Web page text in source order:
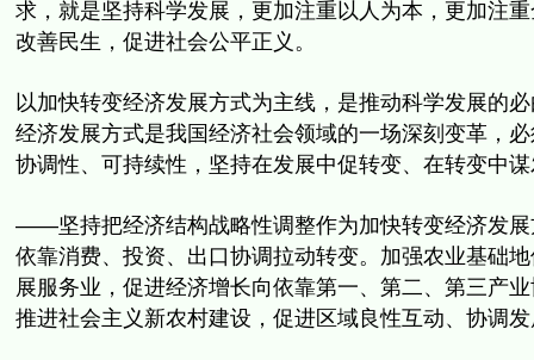
求，就是坚持科学发展， 更加注重以人为本，更加注
改善民生，促进社会公平正义。
以加快转变经济发展方式为主线，是推动科学发展的
经济发展方式是我国经济社会领域的一场深刻变革，
协调性、可持续性，坚持在发展中促转变、在转变中
——坚持把经济结构战略性调整作为加快转变经济发
依靠消费、投资、 出口协调拉动转变。加强农业基础
展服务业，促进经济增长向依靠第一、 第二、第三产
推进社会主义新农村建设， 促进区域良性互动、协调